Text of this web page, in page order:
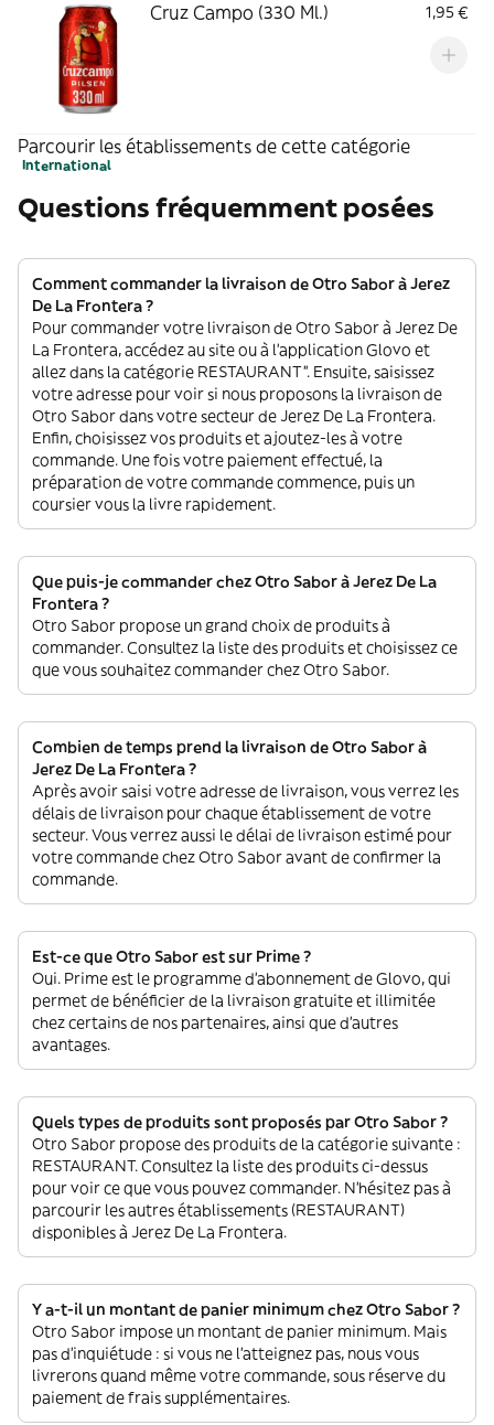
Cruz Campo (330 Ml.) 1,95 €
Parcourir les établissements de cette catégorie
International
Questions fréquemment posées
Comment commander la livraison de Otro Sabor à Jerez
De La Frontera ?
Pour commander votre livraison de Otro Sabor à Jerez De
La Frontera, accédez au site ou à l'application Glovo et
allez dans la catégorie RESTAURANT”. Ensuite, saisissez
votre adresse pour voir si nous proposons la livraison de
Otro Sabor dans votre secteur de Jerez De La Frontera.
Enfin, choisissez vos produits et ajoutez-les à votre
commande. Une fois votre paiement effectué, la
préparation de votre commande commence, puis un
coursier vous la livre rapidement.
Que puis-je commander chez Otro Sabor à Jerez De La
Frontera ?
Otro Sabor propose un grand choix de produits à
commander. Consultez la liste des produits et choisissez ce
que vous souhaitez commander chez Otro Sabor.
Combien de temps prend la livraison de Otro Sabor à
Jerez De La Frontera ?
Après avoir saisi votre adresse de livraison, vous verrez les
délais de livraison pour chaque établissement de votre
secteur. Vous verrez aussi le délai de livraison estimé pour
votre commande chez Otro Sabor avant de confirmer la
commande.
Est-ce que Otro Sabor est sur Prime ?
Oui. Prime est le programme d’abonnement de Glovo, qui
permet de bénéficier de la livraison gratuite et illimitée
chez certains de nos partenaires, ainsi que d’autres
avantages.
Quels types de produits sont proposés par Otro Sabor ?
Otro Sabor propose des produits de la catégorie suivante :
RESTAURANT. Consultez la liste des produits ci-dessus
pour voir ce que vous pouvez commander. N'hésitez pas à
parcourir les autres établissements (RESTAURANT)
disponibles à Jerez De La Frontera.
Y a-t-il un montant de panier minimum chez Otro Sabor ?
Otro Sabor impose un montant de panier minimum. Mais
pas d'inquiétude : si vous ne l'atteignez pas, nous vous
livrerons quand même votre commande, sous réserve du
paiement de frais supplémentaires.